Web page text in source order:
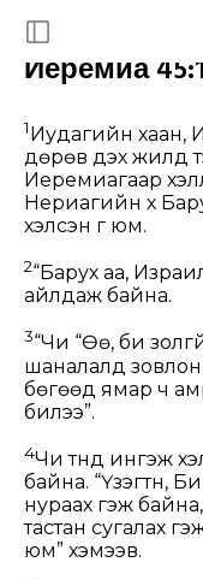
Иеремиа
1Иудагийн хаан,
дөрөв дэх жилд
Иеремиагаар
Нериагийн хүү
хэлсэн үг юм.
2“Барух аа,
айлдаж байна.
3“Чи “Өө, би
шаналалд
бөгөөд ямар ч
билээ”.
4Чи түүнд ингэж
байна. “Үзэгтүн,
нураах гэж
тастан сугалах
юм” хэмээв.